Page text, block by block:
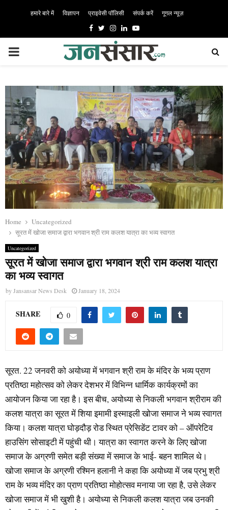
हमारे बारे में विज्ञापन प्राइवेसी पॉलिसी संपर्क करें गूगल न्यूज़
Facebook
TwitterInstagram
LinkedinYoutube
PRIMARY
Home
Uncategorized
सूरत में खोजा समाज द्वारा भगवान श्री राम कलश यात्रा का भव्य स्वागत
Uncategorized
सूरत में खोजा समाज द्वारा भगवान श्री राम कलश यात्रा
का भव्य स्वागत
byJansansar News Desk January 18, 2024
SHARE 0
सूरत. 22 जनवरी को अयोध्या में भगवान श्री राम के मंदिर के भव्य प्राण
प्रतिष्ठा महोत्सव को लेकर देशभर में विभिन्न धार्मिक कार्यक्रमों का
आयोजन किया जा रहा है। इस बीच, अयोध्या से निकली भगवान श्रीराम की
कलश यात्रा का सूरत में शिया इमामी इस्माइली खोजा समाज ने भव्य स्वागत
किया। कलश यात्रा घोड़दौड़ रोड स्थित प्रेसिडेंट टावर को – ऑपरेटिव
हाउसिंग सोसाइटी में पहुंची थी। यात्रा का स्वागत करने के लिए खोजा
समाज के अग्रणी समेत बड़ी संख्या में समाज के भाई- बहन शामिल थे।
खोजा समाज के अग्रणी रश्मिन हलानी ने कहा कि अयोध्या में जब प्रभु श्री
राम के भव्य मंदिर का प्राण प्रतिष्ठा मोहोत्सव मनाया जा रहा है, उसे लेकर
खोजा समाज में भी खुशी है। अयोध्या से निकली कलश यात्रा जब उनकी